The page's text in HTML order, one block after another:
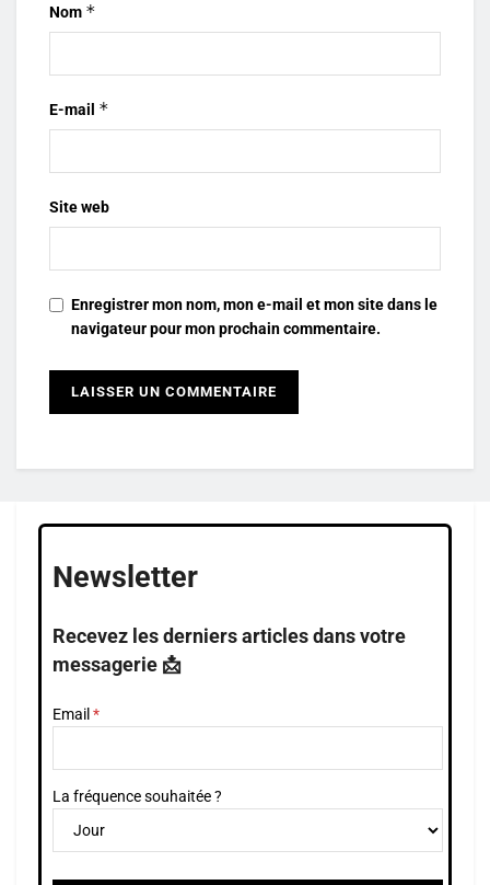
Nom *
E-mail *
Site web
Enregistrer mon nom, mon e-mail et mon site dans le
navigateur pour mon prochain commentaire.
Newsletter
Recevez les derniers articles dans votre
messagerie 📩
Email
La fréquence souhaitée ?